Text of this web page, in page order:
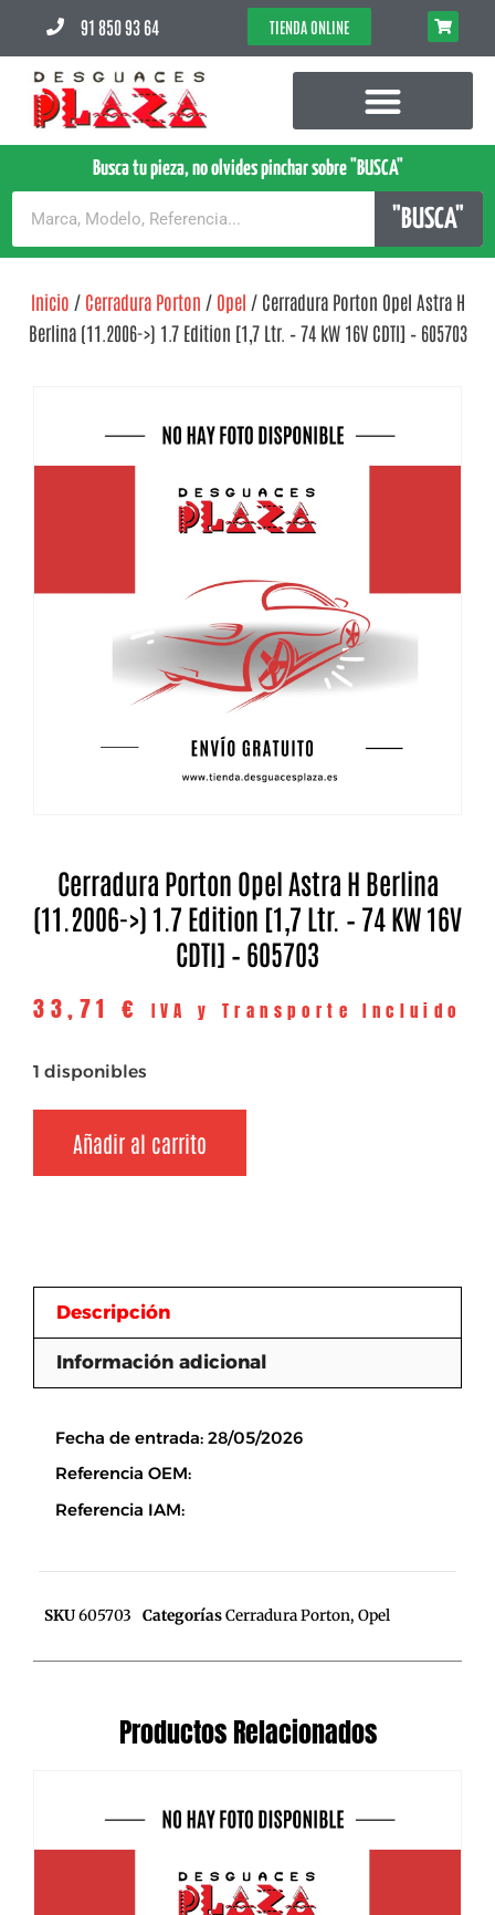
91 850 93 64 TIENDA ONLINE
Busca tu pieza, no olvides pinchar sobre "BUSCA"
"BUSCA"
Inicio / Cerradura Porton / Opel / Cerradura Porton Opel Astra H
Berlina (11.2006->) 1.7 Edition [1,7 Ltr. – 74 kW 16V CDTI] – 605703
Cerradura Porton Opel Astra H Berlina
(11.2006->) 1.7 Edition [1,7 Ltr. – 74 KW 16V
CDTI] – 605703
33,71 € IVA y Transporte Incluido
1 disponibles
Añadir al carrito
Descripción
Información adicional
Fecha de entrada: 28/05/2026
Referencia OEM:
Referencia IAM:
SKU605703 CategoríasCerradura Porton, Opel
Productos Relacionados